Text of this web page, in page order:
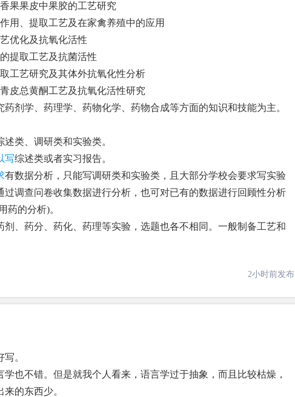
果果皮中果胶的工艺研究
用、提取工艺及在家禽养殖中的应用
优化及抗氧化活性
提取工艺及抗菌活性
工艺研究及其体外抗氧化性分析
皮总黄酮工艺及抗氧化活性研究
剂学、药理学、药物化学、药物合成等方面的知识和技能为主。
类、调研类和实验类。
写综述类或者实习报告。
有数据分析，只能写调研类和实验类，且大部分学校会要求写实验
过调查问卷收集数据进行分析，也可对已有的数据进行回顾性分析
药的分析)。
剂、药分、药化、药理等实验，选题也各不相同。一般制备工艺和
2小时前发布
。
也不错。但是就我个人看来，语言学过于抽象，而且比较枯燥，
的东西少。